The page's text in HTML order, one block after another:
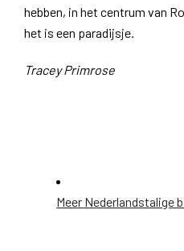
hebben, in het centrum van
het is een paradijsje.
Tracey Primrose
Meer Nederlandstalige